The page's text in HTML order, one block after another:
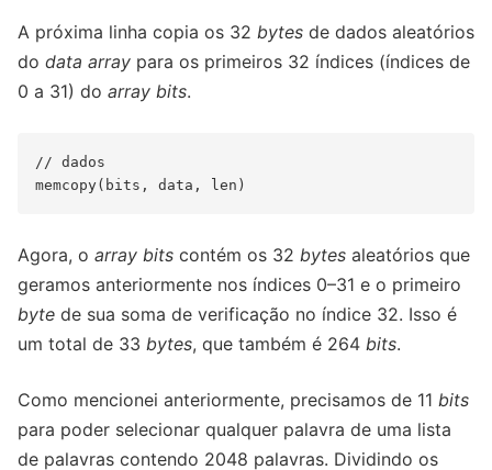
A próxima linha copia os 32 bytes de dados aleatórios
do data array para os primeiros 32 índices (índices de
0 a 31) do array bits.
// dados
Agora, o array bits contém os 32 bytes aleatórios que
geramos anteriormente nos índices 0–31 e o primeiro
byte de sua soma de verificação no índice 32. Isso é
um total de 33 bytes, que também é 264 bits.
Como mencionei anteriormente, precisamos de 11 bits
para poder selecionar qualquer palavra de uma lista
de palavras contendo 2048 palavras. Dividindo os